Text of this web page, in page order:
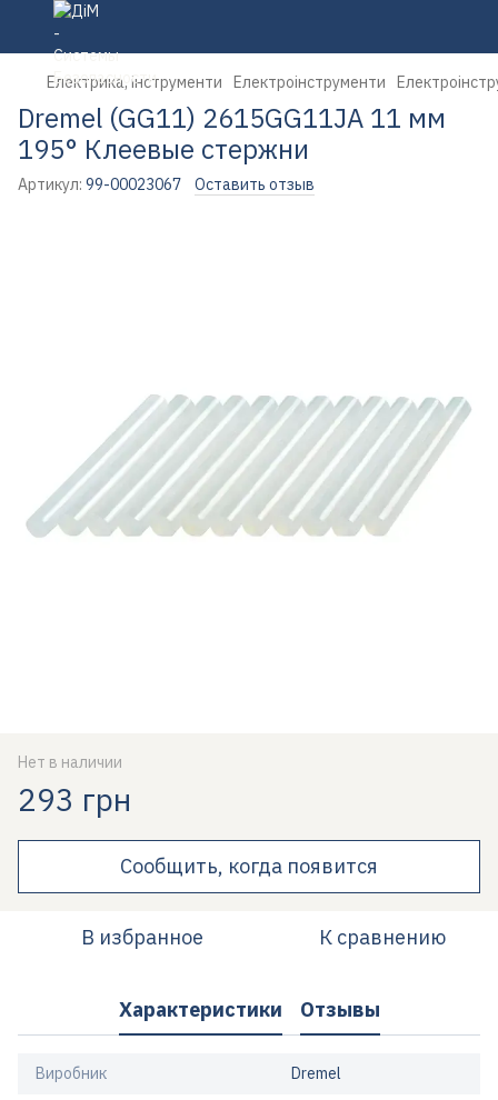
Електрика, інструменти Електроінструменти
Dremel (GG11) 2615GG11JA 11 мм
195° Клеевые стержни
Артикул: 99-00023067 Оставить отзыв
Нет в наличии
293 грн
Сообщить, когда появится
В избранное К сравнению
Характеристики Отзывы
Виробник Dremel